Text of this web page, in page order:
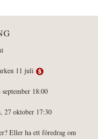
11 juli
18:00
27 oktober 17:30
Eller ha ett föredrag om